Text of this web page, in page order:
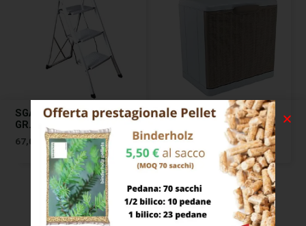
SGABELLO ACCIAIO THIN
GR.4 LARGHI XTRA 00664
67,00 €
SCARPIERA ELEGANCE
MOKA 40×30 H 40
STEFANPL
28,00€